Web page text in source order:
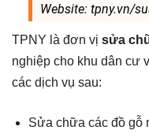
Website: tpny.vn/
TPNY là đơn vị sửa
nghiệp cho khu dân cư
các dịch vụ sau:
Sửa chữa các đồ gỗ